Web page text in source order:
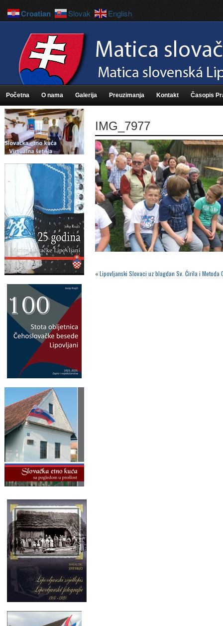
Početna O nama Galerija Preuzimanja Kontakt Časopis
IMG_7977
«Lipovljanski Slovaci uz blagdan Sv. Ćirila i Metoda
Croatian Slovak English